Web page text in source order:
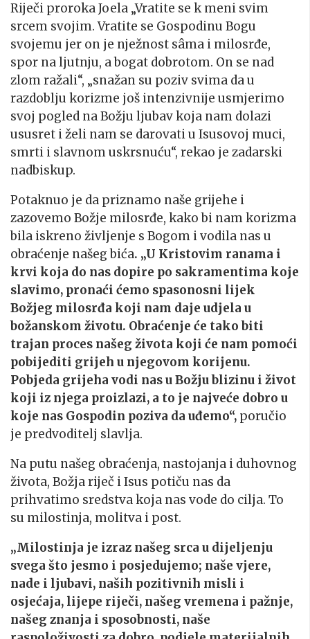
Riječi proroka Joela „Vratite se k meni svim
srcem svojim. Vratite se Gospodinu Bogu
svojemu jer on je nježnost sâma i milosrđe,
spor na ljutnju, a bogat dobrotom. On se nad
zlom ražali“, „snažan su poziv svima da u
razdoblju korizme još intenzivnije usmjerimo
svoj pogled na Božju ljubav koja nam dolazi
ususret i želi nam se darovati u Isusovoj muci,
smrti i slavnom uskrsnuću“, rekao je zadarski
nadbiskup.
Potaknuo je da priznamo naše grijehe i
zazovemo Božje milosrđe, kako bi nam korizma
bila iskreno življenje s Bogom i vodila nas u
obraćenje našeg bića. „U Kristovim ranama i
krvi koja do nas dopire po sakramentima koje
slavimo, pronaći ćemo spasonosni lijek
Božjeg milosrđa koji nam daje udjela u
božanskom životu. Obraćenje će tako biti
trajan proces našeg života koji će nam pomoći
pobijediti grijeh u njegovom korijenu.
Pobjeda grijeha vodi nas u Božju blizinu i život
koji iz njega proizlazi, a to je najveće dobro u
koje nas Gospodin poziva da uđemo“, poručio
je predvoditelj slavlja.
Na putu našeg obraćenja, nastojanja i duhovnog
života, Božja riječ i Isus potiču nas da
prihvatimo sredstva koja nas vode do cilja. To
su milostinja, molitva i post.
„Milostinja je izraz našeg srca u dijeljenju
svega što jesmo i posjedujemo; naše vjere,
nade i ljubavi, naših pozitivnih misli i
osjećaja, lijepe riječi, našeg vremena i pažnje,
našeg znanja i sposobnosti, naše